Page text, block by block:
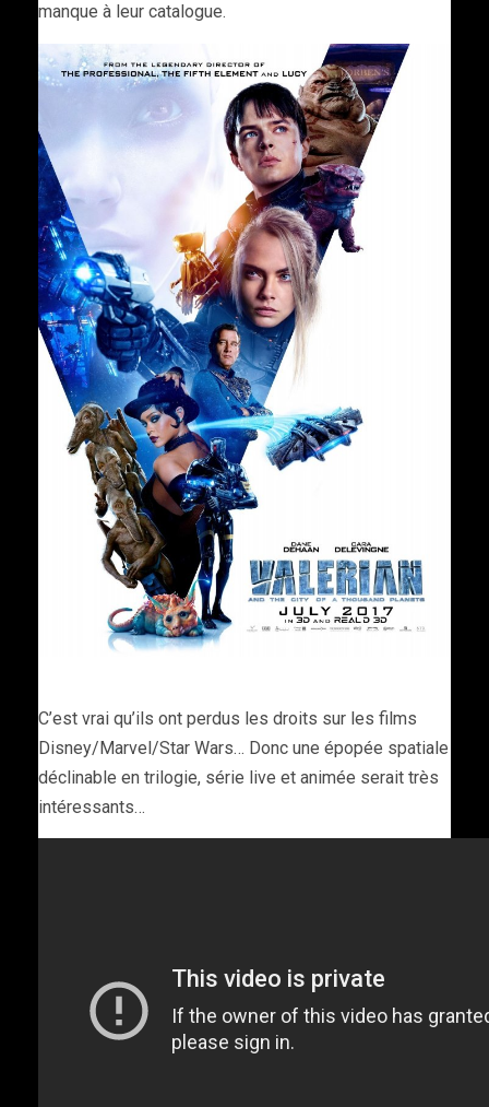
manque à leur catalogue.
C’est vrai qu’ils ont perdus les droits sur les films
Disney/Marvel/Star Wars… Donc une épopée spatiale
déclinable en trilogie, série live et animée serait très
intéressants…